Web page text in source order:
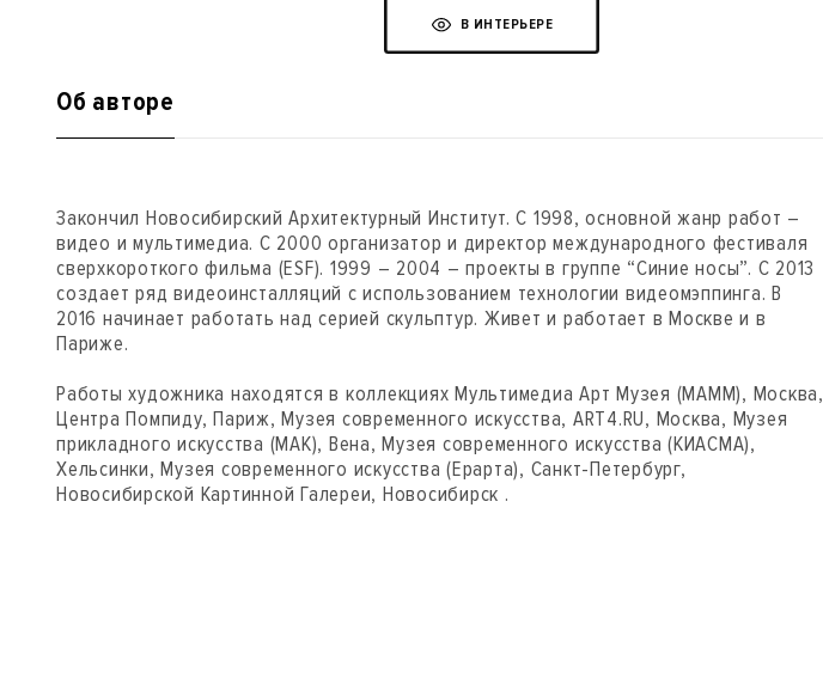
В ИНТЕРЬЕРЕ
Об авторе
Закончил Новосибирский Архитектурный Институт. С 1998, основной жанр работ –
видео и мультимедиа. С 2000 организатор и директор международного фестиваля
cверхкороткого фильма (ESF). 1999 – 2004 – проекты в группе “Синие носы”. С 2013
создает ряд видеоинсталляций c использованием технологии видеомэппинга. В
2016 начинает работать над серией скульптур. Живет и работает в Москве и в
Париже.
Работы художника находятся в коллекциях Мультимедиа Арт Музея (МАММ), Москва,
Центра Помпиду, Париж, Музея современного искусства, ART4.RU, Москва, Музея
прикладного искусства (МАК), Вена, Музея современного искусства (КИАСМА),
Хельсинки, Музея современного искусства (Ерарта), Санкт-Петербург,
Новосибирской Картинной Галереи, Новосибирск .